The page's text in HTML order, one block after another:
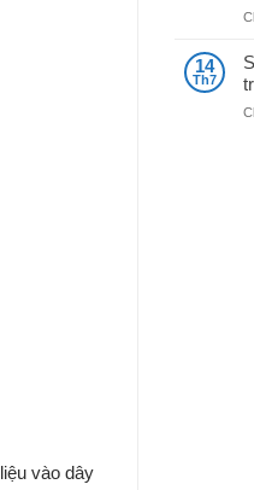
liệu vào dây
14
Th7